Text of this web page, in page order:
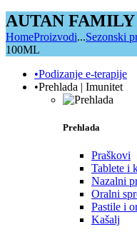
AUTAN FAMILY
HomeProizvodi...Sezonski
100ML
•Podizanje e-terapije
•Prehlada | Imunitet
Prehlada
Praškovi
Tablete i
Nazalni
Oralni
Pastile i
Kašalj